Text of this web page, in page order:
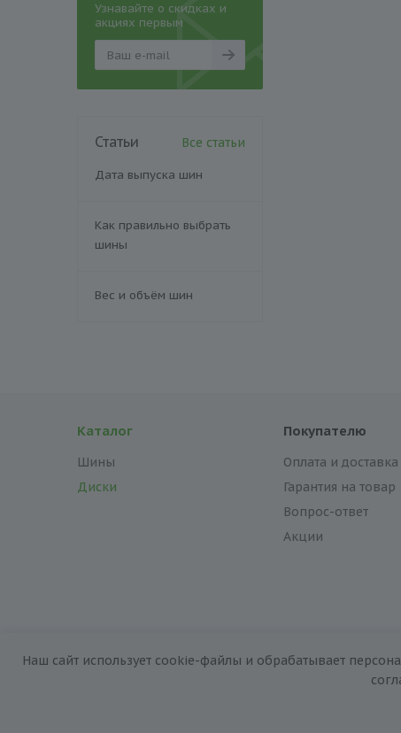
Узнавайте о скидках и
акциях первым
Статьи Все статьи
Дата выпуска шин
Как правильно выбрать
шины
Вес и объём шин
Каталог
Шины
Диски
Покупателю
Оплата и доставка
Гарантия на товар
Вопрос-ответ
Акции
Наш сайт использует cookie-файлы и обрабатывает